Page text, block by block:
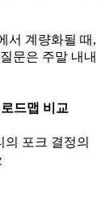
서 계량화될 때,
문은 주말 내내
드맵 비교
포크 결정의